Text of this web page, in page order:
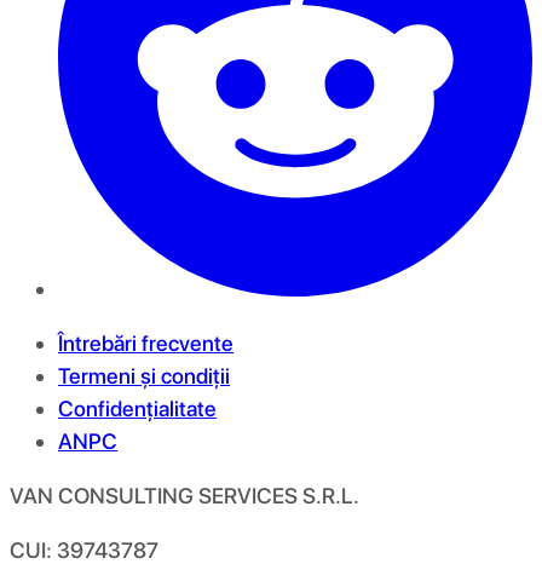
Întrebări frecvente
Termeni și condiții
Confidențialitate
ANPC
VAN CONSULTING SERVICES S.R.L.
CUI: 39743787